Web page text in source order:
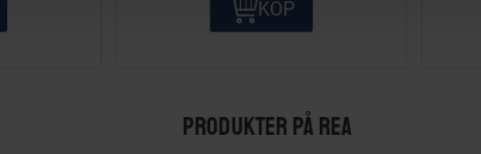
KÖP
PRODUKTER PÅ REA